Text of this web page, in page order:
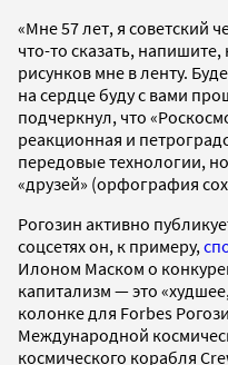
«Мне 57 лет, я советский
что-то сказать,
рисунков мне в ленту.
на сердце буду с вами
подчеркнул, что
реакционная и
передовые технологии,
«друзей» (орфография
Рогозин активно
соцсетях он, к примеру,
Илоном Маском о
капитализм — это
колонке для Forbes
Международной
космического корабля